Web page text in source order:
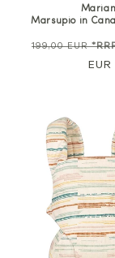
Marsupio in
Prezzo
199,00 EUR
EUR